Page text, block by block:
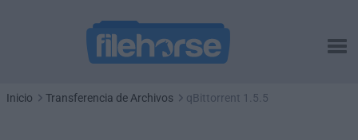
Inicio Transferencia de Archivos qBittorrent 1.5.5